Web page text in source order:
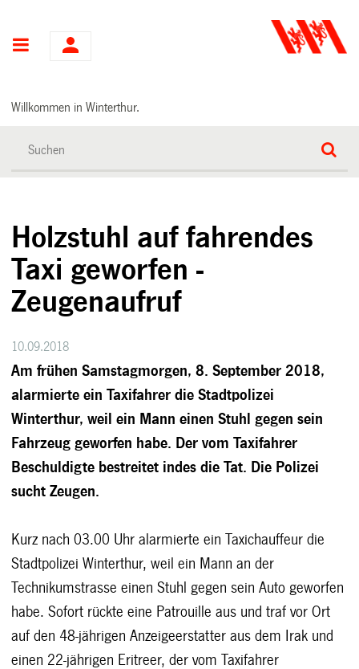
Hauptnavigation
Willkommen in Winterthur.
Holzstuhl auf fahrendes
Taxi geworfen -
Zeugenaufruf
10.09.2018
Am frühen Samstagmorgen, 8. September 2018,
alarmierte ein Taxifahrer die Stadtpolizei
Winterthur, weil ein Mann einen Stuhl gegen sein
Fahrzeug geworfen habe. Der vom Taxifahrer
Beschuldigte bestreitet indes die Tat. Die Polizei
sucht Zeugen.
Kurz nach 03.00 Uhr alarmierte ein Taxichauffeur die
Stadtpolizei Winterthur, weil ein Mann an der
Technikumstrasse einen Stuhl gegen sein Auto geworfen
habe. Sofort rückte eine Patrouille aus und traf vor Ort
auf den 48-jährigen Anzeigeerstatter aus dem Irak und
einen 22-jährigen Eritreer, der vom Taxifahrer